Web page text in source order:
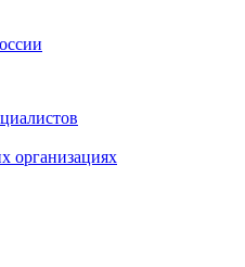
организациях